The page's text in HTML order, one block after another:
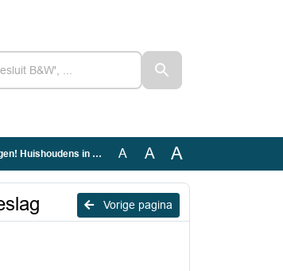
missen huurtoeslag A A A
Vorige pagina